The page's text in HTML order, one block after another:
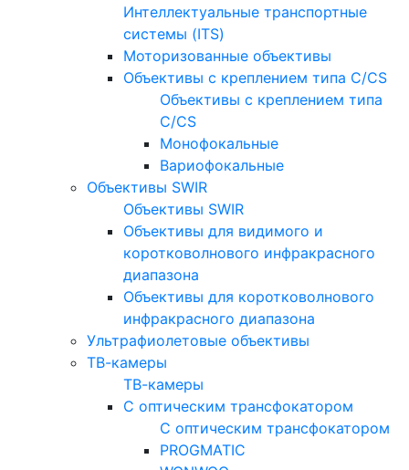
Интеллектуальные транспортные
системы (ITS)
Моторизованные объективы
Объективы с креплением типа C/CS
Объективы с креплением типа
C/CS
Монофокальные
Вариофокальные
Объективы SWIR
Объективы SWIR
Объективы для видимого и
коротковолнового инфракрасного
диапазона
Объективы для коротковолнового
инфракрасного диапазона
Ультрафиолетовые объективы
ТВ-камеры
ТВ-камеры
С оптическим трансфокатором
С оптическим трансфокатором
PROGMATIC